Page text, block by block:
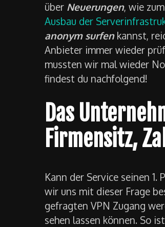
über Neuerungen, wie
Ausbau der
anonym surfenkannst,
Anbieter immer wieder
mussten wir mal wieder
findest du nachfolgend!
Das
Firmensitz,
Kann der Service seinen
wir uns mit dieser Frage
gefragten VPN Zugang
sehen lassen können. So ist